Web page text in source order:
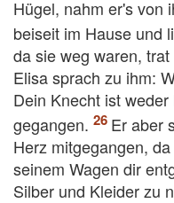
Hügel, nahm er's von
beiseit im Hause und
da sie weg waren,
Elisa sprach zu ihm:
Dein Knecht ist
gegangen.
Er aber
Herz mitgegangen,
seinem Wagen dir
Silber und Kleider zu